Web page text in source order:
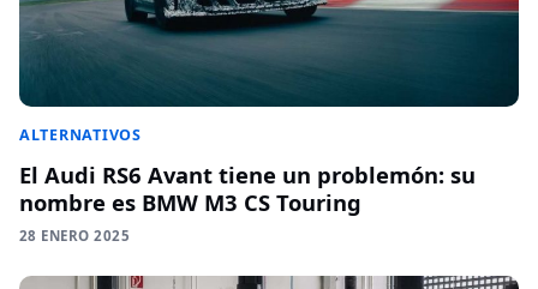
ALTERNATIVOS
El Audi RS6 Avant tiene un problemón: su
nombre es BMW M3 CS Touring
28 ENERO 2025